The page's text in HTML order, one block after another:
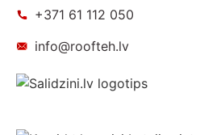
+371 61 112 050
info@roofteh.lv